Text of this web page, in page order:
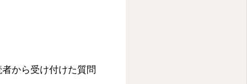
から受け付けた質問